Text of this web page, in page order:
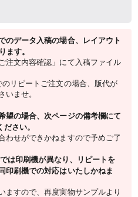
のデータ入稿の場合、レイアウト
ます。
注文内容確認」にて入稿ファイル
リピートご注文の場合、版代が
いませ。
望の場合、次ページの備考欄にて
さい。
わせができかねますので予めご了
は印刷機が異なり、リピートを
印刷機での対応はいたしかねま
ますので、再度実物サンプルより